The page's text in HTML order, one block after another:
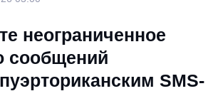
неограниченное
сообщений
SMS-